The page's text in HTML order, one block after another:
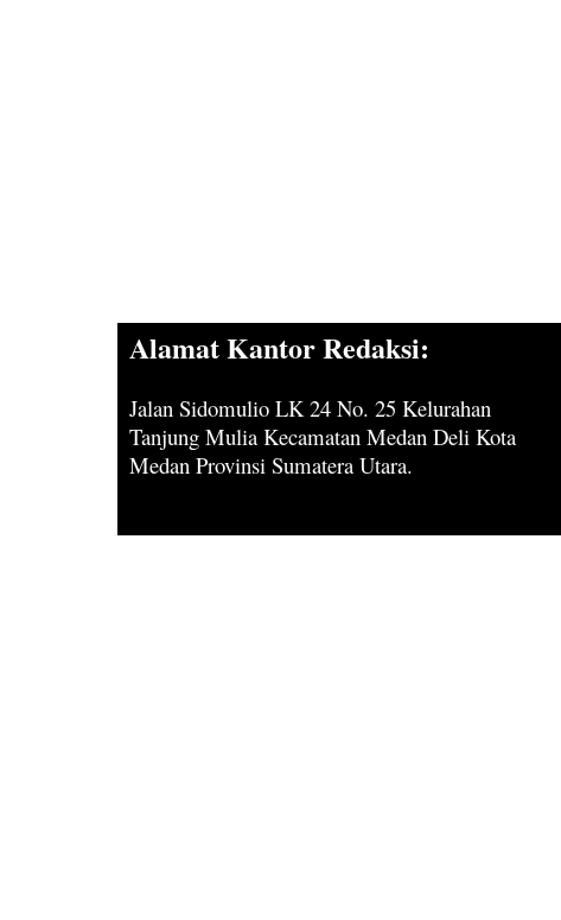
Alamat Kantor Redaksi:
Jalan Sidomulio LK 24 No. 25 Kelurahan
Tanjung Mulia Kecamatan Medan Deli Kota
Medan Provinsi Sumatera Utara.